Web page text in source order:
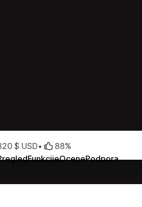
FunkcijeOcenePodpora
$ USD• 88%